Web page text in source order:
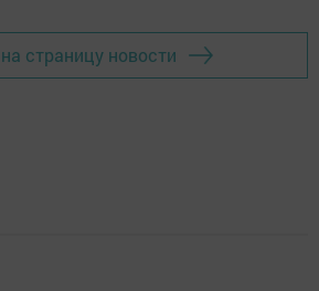
страницу новости